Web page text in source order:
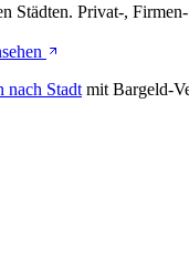
Städten. Privat-,
nach Stadt mit Bargeld-